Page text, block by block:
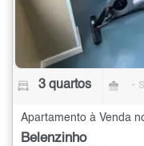
3 quartos -
Apartamento à Venda
Belenzinho